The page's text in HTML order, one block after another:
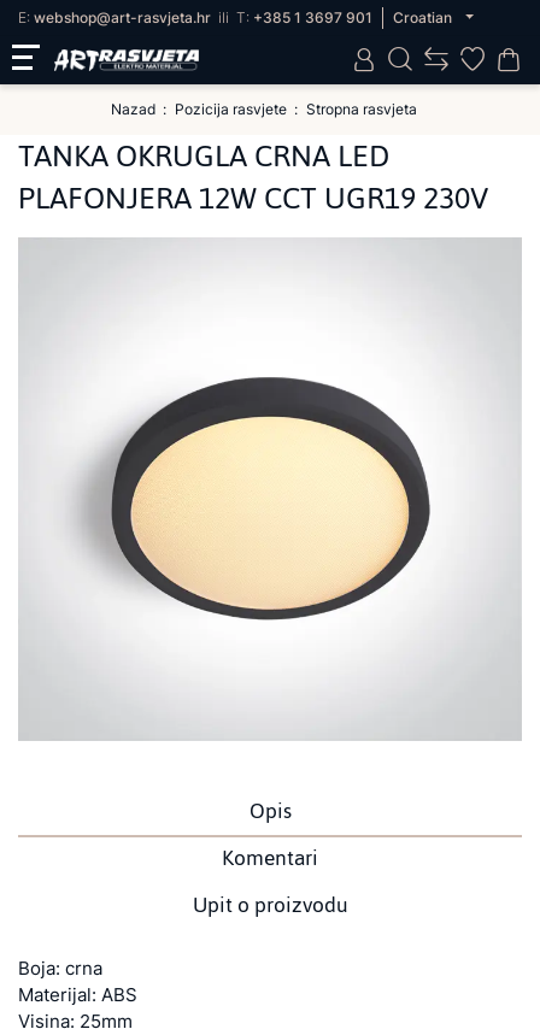
E: webshop@art-rasvjeta.hr ili T: +385 1 3697 901 Croatian
Nazad Pozicija rasvjete Stropna rasvjeta
TANKA OKRUGLA CRNA LED
PLAFONJERA 12W CCT UGR19 230V
Opis
Komentari
Upit o proizvodu
Boja: crna
Materijal: ABS
Visina: 25mm